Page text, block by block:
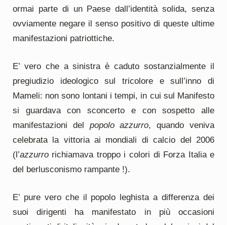
ormai parte di un Paese dall’identità solida, senza
ovviamente negare il senso positivo di queste ultime
manifestazioni patriottiche.
E’ vero che a sinistra è caduto sostanzialmente il
pregiudizio ideologico sul tricolore e sull’inno di
Mameli: non sono lontani i tempi, in cui sul Manifesto
si guardava con sconcerto e con sospetto alle
manifestazioni del popolo azzurro, quando veniva
celebrata la vittoria ai mondiali di calcio del 2006
(l’azzurrorichiamava troppo i colori di Forza Italia e
del berlusconismo rampante !).
E’ pure vero che il popolo leghista a differenza dei
suoi dirigenti ha manifestato in più occasioni